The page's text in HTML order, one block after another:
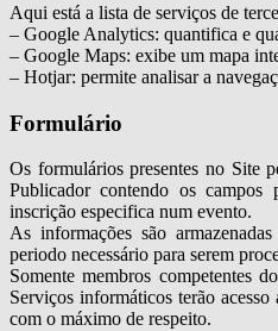
Aqui está a lista de serviços de
– Google Analytics: quantifica e
– Google Maps: exibe um mapa
– Hotjar: permite analisar a
Formulário
Os formulários presentes no Site
Publicador contendo os campos
inscrição especifica num evento.
As informações são
periodo necessário para serem
Somente membros competentes
Serviços informáticos terão acesso
com o máximo de respeito.